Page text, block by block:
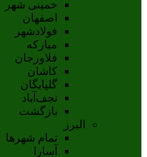
خمینی شهر
اصفهان
فولادشهر
مبارکه
فلاورجان
کاشان
گلپايگان
نجف‌آباد
بازگشت
البرز
تمام شهر‌ها
آسارا